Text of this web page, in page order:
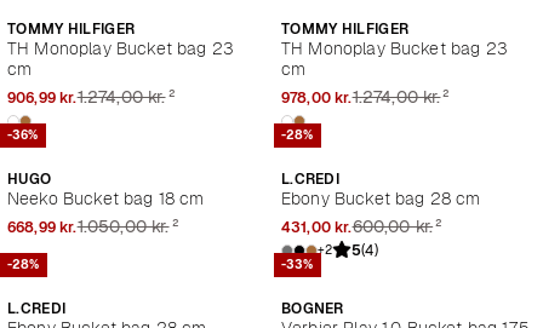
TOMMY HILFIGER
TH Monoplay Bucket bag 23
cm
906,99 kr.1.274,00 kr.²
TOMMY HILFIGER
TH Monoplay Bucket bag 23
cm
978,00 kr.1.274,00 kr.²
-36%
HUGO
Neeko Bucket bag 18 cm
668,99 kr.1.050,00 kr.²
-28%
L.CREDI
Ebony Bucket bag 28 cm
431,00 kr.600,00 kr.²
+2 5(4)
-28%
L.CREDI
-33%
BOGNER